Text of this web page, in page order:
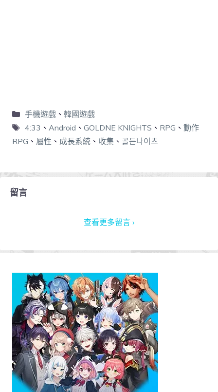
手機遊戲、 韓國遊戲
4:33 、 Android 、 GOLDNE KNIGHTS 、 RPG 、 動作
RPG 、 屬性 、 成長系統 、 收集 、 골든나이츠
留言
查看更多留言 ›